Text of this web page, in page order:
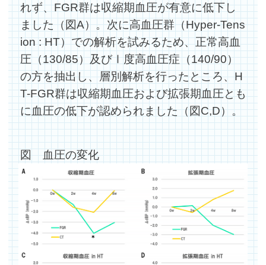
れず、FGR群は収縮期血圧が有意に低下し
ました（図A）。次に高血圧群（Hyper-Tens
ion : HT）での解析を試みるため、正常高血
圧（130/85）及びⅠ度高血圧症（140/90）
の方を抽出し、層別解析を行ったところ、H
T-FGR群は収縮期血圧および拡張期血圧とも
に血圧の低下が認められました（図C,D）。
図 血圧の変化